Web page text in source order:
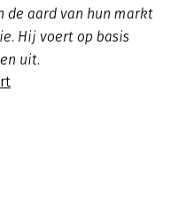
de aard van hun markt
Hij voert op basis
uit.